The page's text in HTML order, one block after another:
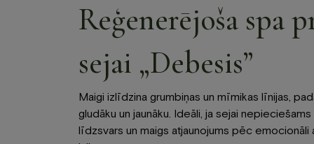
Viesnīca
Numuri
Café
Reģenerējoša spa
sejai „Debesis”
Maigi izlīdzina grumbiņas un mīmikas līnijas,
gludāku un jaunāku. Ideāli, ja sejai nepieciešams
līdzsvars un maigs atjaunojums pēc emocionāli